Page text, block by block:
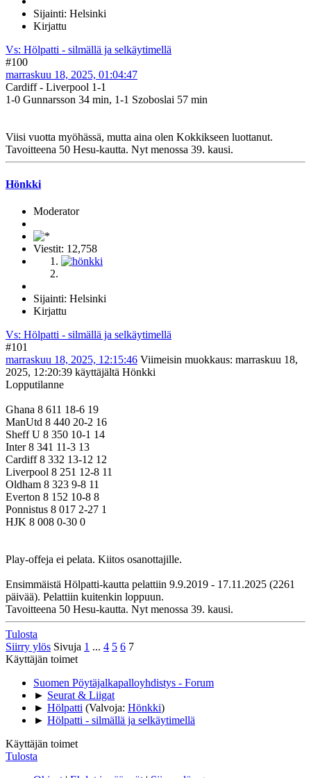
Sijainti: Helsinki
Kirjattu
Vs: Hölpatti - silmällä ja selkäytimellä
#100
marraskuu 18, 2025, 01:04:47
Cardiff - Liverpool 1-1
1-0 Gunnarsson 34 min, 1-1 Szoboslai 57 min
Viisi vuotta myöhässä, mutta aina olen Kokkikseen luottanut.
Tavoitteena 50 Hesu-kautta. Nyt menossa 39. kausi.
Hönkki
Moderator
Viestit: 12,758
Sijainti: Helsinki
Kirjattu
Vs: Hölpatti - silmällä ja selkäytimellä
#101
marraskuu 18, 2025, 12:15:46 Viimeisin muokkaus: marraskuu 18,
2025, 12:20:39 käyttäjältä Hönkki
Lopputilanne
Ghana 8 611 18-6 19
ManUtd 8 440 20-2 16
Sheff U 8 350 10-1 14
Inter 8 341 11-3 13
Cardiff 8 332 13-12 12
Liverpool 8 251 12-8 11
Oldham 8 323 9-8 11
Everton 8 152 10-8 8
Ponnistus 8 017 2-27 1
HJK 8 008 0-30 0
Play-offeja ei pelata. Kiitos osanottajille.
Ensimmäistä Hölpatti-kautta pelattiin 9.9.2019 - 17.11.2025 (2261
päivää). Pelattiin kuitenkin loppuun.
Tavoitteena 50 Hesu-kautta. Nyt menossa 39. kausi.
Tulosta
Siirry ylös Sivuja 1 ... 4 5 6 7
Käyttäjän toimet
Suomen Pöytäjalkapalloyhdistys - Forum
► Seurat & Liigat
► Hölpatti (Valvoja: Hönkki)
► Hölpatti - silmällä ja selkäytimellä
Käyttäjän toimet
Tulosta